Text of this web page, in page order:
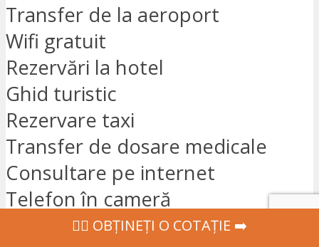
Transfer de la aeroport
Wifi gratuit
Rezervări la hotel
Ghid turistic
Rezervare taxi
Transfer de dosare medicale
Consultare pe internet
Telefon în cameră
TV în cameră‍👩‍⚕ OBȚINEȚI O COTAȚIE ➡️